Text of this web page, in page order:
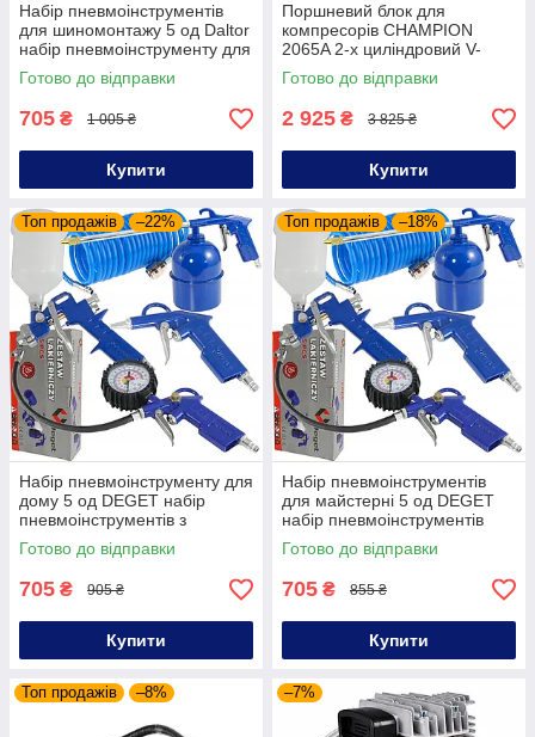
Набір пневмоінструментів
для шиномонтажу 5 од Daltor
набір пневмоінструменту для
ремонту авто
Готово до відправки
705 ₴ 1 005 ₴
Купити
Поршневий блок для
компресорів CHAMPION
2065A 2-х циліндровий V-
подібний
Готово до відправки
2 925 ₴ 3 825 ₴
Купити
Топ продажів –22%
Набір пневмоінструменту для
дому 5 од DEGET набір
пневмоінструментів з
шлангом
Готово до відправки
705 ₴ 905 ₴
Купити
Топ продажів –18%
Набір пневмоінструментів
для майстерні 5 од DEGET
набір пневмоінструментів
для чистки
Готово до відправки
705 ₴ 855 ₴
Купити
Топ продажів –8% –7%